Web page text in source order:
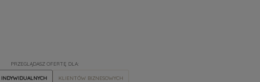
PRZEGLĄDASZ OFERTĘ DLA:
KLIENTÓW BIZNESOWYCH